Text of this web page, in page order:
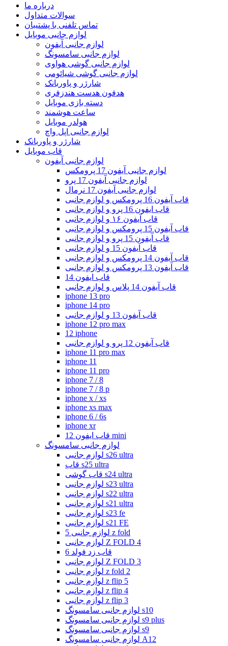
درباره ما
سوالات متداول
تماس تلفنی با پشتیبان
لوازم جانبی موبایل
لوازم جانبی آیفون
لوازم جانبی سامسونگ
لوازم جانبی گوشی هواوی
لوازم جانبی گوشی شیائومی
شارژر و پاوربانک
هدفون هدست هندزفری
دسته بازی موبایل
ساعت هوشمند
هولدر موبایل
لوازم جانبی اپل واچ
شارژر و پاوربانک
قاب موبایل
لوازم جانبی آیفون
لوازم جانبی آیفون 17 پرومکس
لوازم جانبی آیفون 17 پرو
لوازم جانبی آیفون 17 نرمال
قاب آیفون 16 پرومکس و لوازم جانبی
قاب ایفون 16 پرو و لوازم جانبی
قاب آیفون ۱۶ و لوازم جانبی
قاب آیفون 15 پرومکس و لوازم جانبی
قاب آیفون 15 پرو و لوازم جانبی
قاب آیفون 15 و لوازم جانبی
قاب آیفون 14 پرومکس و لوازم جانبی
قاب آیفون 13 پرومکس و لوازم جانبی
قاب ایفون 14
قاب آیفون 14 پلاس و لوازم جانبی
iphone 13 pro
iphone 14 pro
قاب آیفون 13 و لوازم جانبی
iphone 12 pro max
12 iphone
قاب آیفون 12 پرو و لوازم جانبی
iphone 11 pro max
iphone 11
iphone 11 pro
iphone 7 / 8
iphone 7 / 8 p
iphone x / xs
iphone xs max
iphone 6 / 6s
iphone xr
قاب ایفون 12 mini
لوازم جانبی سامسونگ
لوازم جانبی s26 ultra
قاب s25 ultra
قاب گوشی s24 ultra
لوازم جانبی s23 ultra
لوازم جانبی s22 ultra
لوازم جانبی s21 ultra
لوازم جانبی s23 fe
لوازم جانبی s21 FE
لوازم جانبی 5 z fold
لوازم جانبی Z FOLD 4
قاب زد فولد 6
لوازم جانبی Z FOLD 3
لوازم جانبی z fold 2
لوازم جانبی z flip 5
لوازم جانبی z flip 4
لوازم جانبی z flip 3
لوازم جانبی سامسونگ s10
لوازم جانبی سامسونگ s9 plus
لوازم جانبی سامسونگ s9
لوازم جانبی سامسونگ A12